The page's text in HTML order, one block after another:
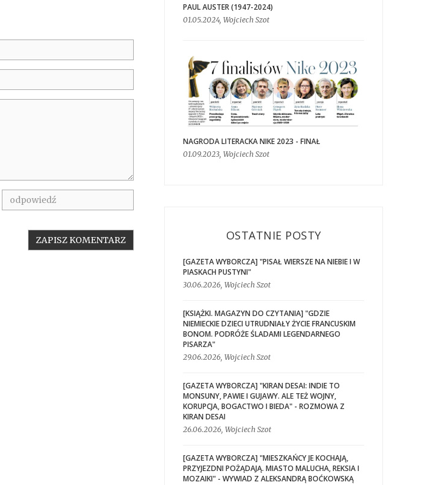
PAUL AUSTER (1947-2024)
01.05.2024, Wojciech Szot
NAGRODA LITERACKA NIKE 2023 - FINAŁ
01.09.2023, Wojciech Szot
OSTATNIE POSTY
[GAZETA WYBORCZA] "PISAŁ WIERSZE NA NIEBIE I W
PIASKACH PUSTYNI"
30.06.2026, Wojciech Szot
[KSIĄŻKI. MAGAZYN DO CZYTANIA] "GDZIE
NIEMIECKIE DZIECI UTRUDNIAŁY ŻYCIE FRANCUSKIM
BONOM. PODRÓŻE ŚLADAMI LEGENDARNEGO
PISARZA"
29.06.2026, Wojciech Szot
[GAZETA WYBORCZA] "KIRAN DESAI: INDIE TO
MONSUNY, PAWIE I GUJAWY. ALE TEŻ WOJNY,
KORUPCJA, BOGACTWO I BIEDA" - ROZMOWA Z
KIRAN DESAI
26.06.2026, Wojciech Szot
[GAZETA WYBORCZA] "MIESZKAŃCY JE KOCHAJĄ,
PRZYJEZDNI POŻĄDAJĄ. MIASTO MALUCHA, REKSIA I
MOZAIKI" - WYWIAD Z ALEKSANDRĄ BOĆKOWSKĄ